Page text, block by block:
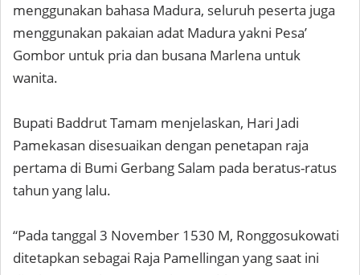
menggunakan bahasa Madura, seluruh peserta juga
menggunakan pakaian adat Madura yakni Pesa’
Gombor untuk pria dan busana Marlena untuk
wanita.
Bupati Baddrut Tamam menjelaskan, Hari Jadi
Pamekasan disesuaikan dengan penetapan raja
pertama di Bumi Gerbang Salam pada beratus-ratus
tahun yang lalu.
“Pada tanggal 3 November 1530 M, Ronggosukowati
ditetapkan sebagai Raja Pamellingan yang saat ini